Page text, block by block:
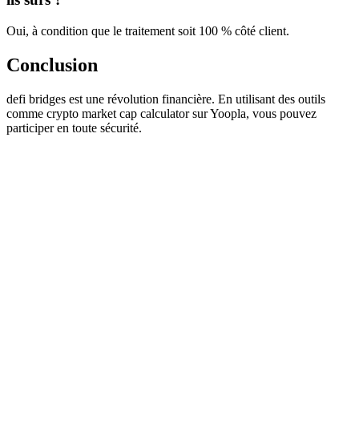
Oui, à condition que le traitement soit 100 % côté client.
Conclusion
defi bridges est une révolution financière. En utilisant des outils
comme crypto market cap calculator sur Yoopla, vous pouvez
participer en toute sécurité.